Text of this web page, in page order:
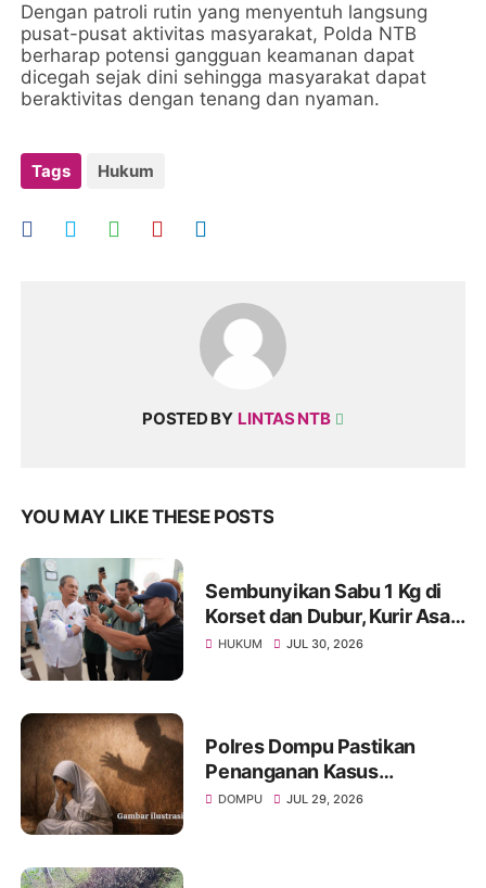
Dengan patroli rutin yang menyentuh langsung
pusat-pusat aktivitas masyarakat, Polda NTB
berharap potensi gangguan keamanan dapat
dicegah sejak dini sehingga masyarakat dapat
beraktivitas dengan tenang dan nyaman.
Tags Hukum
POSTED BY LINTAS NTB
YOU MAY LIKE THESE POSTS
Sembunyikan Sabu 1 Kg di
Korset dan Dubur, Kurir Asal
Malaysia Diringkus BNNP
HUKUM JUL 30, 2026
Polres Dompu Pastikan
Penanganan Kasus
Pencabulan Di Tangani
DOMPU JUL 29, 2026